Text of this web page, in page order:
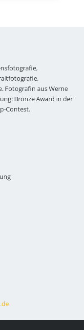
Fotografin aus Werne
Bronze Award in der
Contest.